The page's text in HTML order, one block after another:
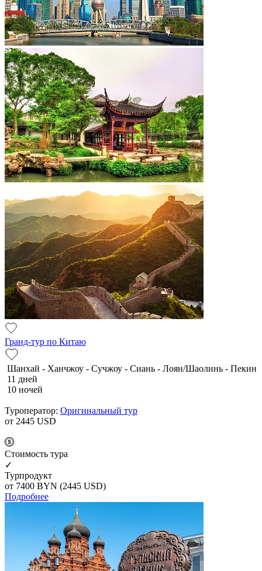
Гранд-тур по Китаю
Шанхай - Ханчжоу - Сучжоу - Сиань - Лоян/Шаолинь - Пекин
11 дней
10 ночей
Туроператор: Оригинальный тур
от 2445 USD
Cтоимость тура
✓
Турпродукт
от 7400 BYN (2445 USD)
Подробнее